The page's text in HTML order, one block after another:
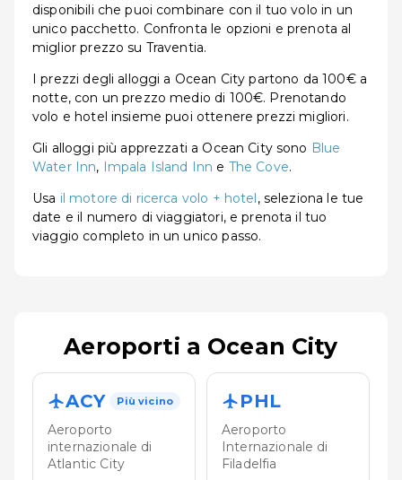
disponibili che puoi combinare con il tuo volo in un
unico pacchetto. Confronta le opzioni e prenota al
miglior prezzo su Traventia.
I prezzi degli alloggi a Ocean City partono da 100€ a
notte, con un prezzo medio di 100€. Prenotando
volo e hotel insieme puoi ottenere prezzi migliori.
Gli alloggi più apprezzati a Ocean City sono Blue
Water Inn, Impala Island Inn e The Cove.
Usa il motore di ricerca volo + hotel, seleziona le tue
date e il numero di viaggiatori, e prenota il tuo
viaggio completo in un unico passo.
Aeroporti a Ocean City
ACY Più vicino
Aeroporto
internazionale di
Atlantic City
PHL
Aeroporto
Internazionale di
Filadelfia